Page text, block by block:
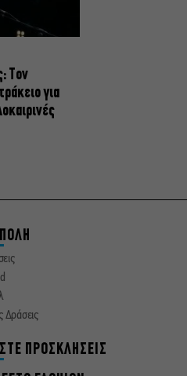
Τον
για
Δράσεις
ΠΡΟΣΚΛΗΣΕΙΣ